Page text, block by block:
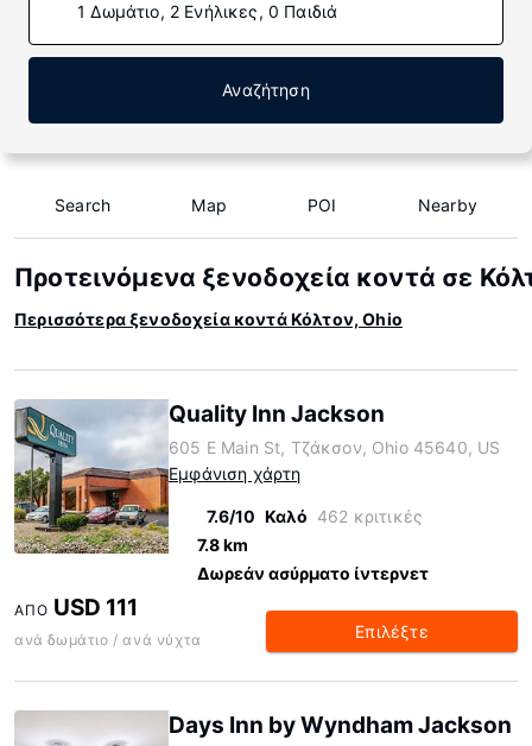
1 Δωμάτιο, 2 Ενήλικες, 0 Παιδιά
Αναζήτηση
Search Map POI Nearby
Προτεινόμενα ξενοδοχεία κοντά σε
Περισσότερα ξενοδοχεία κοντά Κόλτον, Ohio
Quality Inn Jackson
605 E Main St, Τζάκσον, Ohio 45640, US
Εμφάνιση χάρτη
7.6/10 Καλό 462 κριτικές
7.8 km
Δωρεάν ασύρματο ίντερνετ
ΑΠΌ USD 111
ανά δωμάτιο / ανά νύχτα Επιλέξτε
Days Inn by Wyndham Jackson